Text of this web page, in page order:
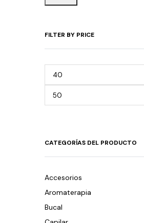
FILTER BY PRICE
CATEGORÍAS DEL PRODUCTO
Accesorios
Aromaterapia
Bucal